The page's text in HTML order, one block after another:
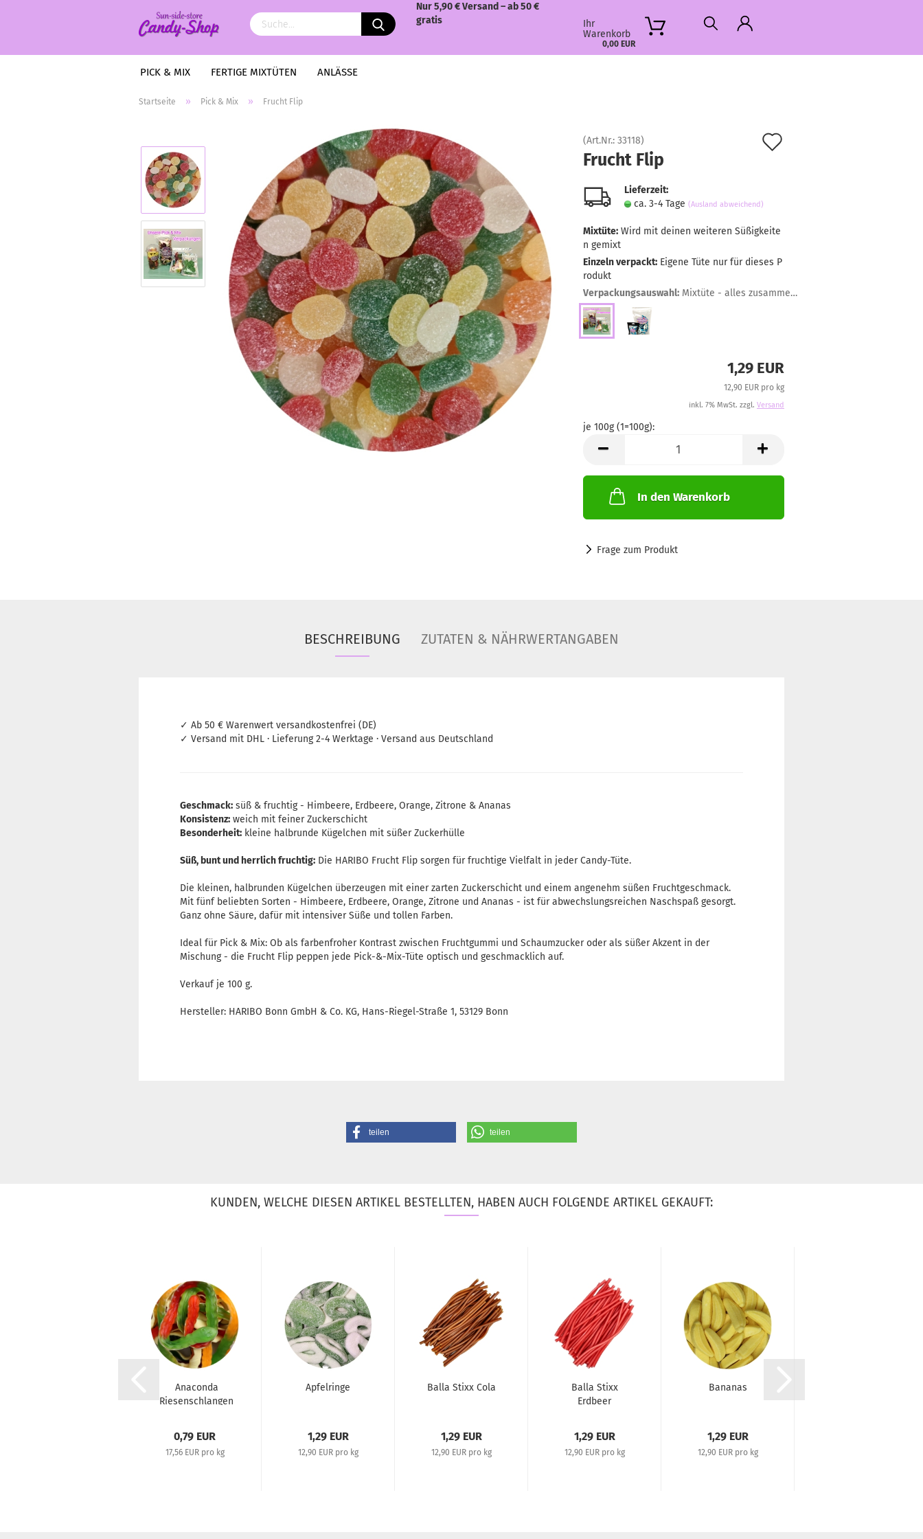
Nur 5,90 € Versand – ab 50 €
gratis
Ihr
Warenkorb
0,00 EUR
PICK & MIX FERTIGE MIXTÜTEN ANLÄSSE
Startseite » Pick & Mix » Frucht Flip
(Art.Nr.: 33118)
Frucht Flip
Lieferzeit:
ca. 3-4 Tage (Ausland abweichend)
Mixtüte: Wird mit deinen weiteren Süßigkeite
n gemixt
Einzeln verpackt: Eigene Tüte nur für dieses P
rodukt
Verpackungsauswahl:
Mixtüte - alles zusammen gemischt
1,29 EUR
12,90 EUR pro kg
inkl. 7% MwSt. zzgl. Versand
je 100g (1=100g):
(1=100g)
In den Warenkorb
Frage zum Produkt
BESCHREIBUNG ZUTATEN & NÄHRWERTANGABEN
✓ Ab 50 € Warenwert versandkostenfrei (DE)
✓ Versand mit DHL · Lieferung 2-4 Werktage · Versand aus Deutschland
Geschmack: süß & fruchtig - Himbeere, Erdbeere, Orange, Zitrone & Ananas
Konsistenz: weich mit feiner Zuckerschicht
Besonderheit: kleine halbrunde Kügelchen mit süßer Zuckerhülle
Süß, bunt und herrlich fruchtig: Die HARIBO Frucht Flip sorgen für fruchtige Vielfalt in jeder Candy-Tüte.
Die kleinen, halbrunden Kügelchen überzeugen mit einer zarten Zuckerschicht und einem angenehm süßen Fruchtgeschmack.
Mit fünf beliebten Sorten - Himbeere, Erdbeere, Orange, Zitrone und Ananas - ist für abwechslungsreichen Naschspaß gesorgt.
Ganz ohne Säure, dafür mit intensiver Süße und tollen Farben.
Ideal für Pick & Mix: Ob als farbenfroher Kontrast zwischen Fruchtgummi und Schaumzucker oder als süßer Akzent in der
Mischung - die Frucht Flip peppen jede Pick-&-Mix-Tüte optisch und geschmacklich auf.
Verkauf je 100 g.
Hersteller: HARIBO Bonn GmbH & Co. KG, Hans-Riegel-Straße 1, 53129 Bonn
teilen teilen
KUNDEN, WELCHE DIESEN ARTIKEL BESTELLTEN, HABEN AUCH FOLGENDE ARTIKEL GEKAUFT:
Anaconda
Riesenschlangen
0,79 EUR
17,56 EUR pro kg
Apfelringe
1,29 EUR
12,90 EUR pro kg
Balla Stixx Cola
1,29 EUR
12,90 EUR pro kg
Balla Stixx
Erdbeer
1,29 EUR
12,90 EUR pro kg
Bananas
1,29 EUR
12,90 EUR pro kg